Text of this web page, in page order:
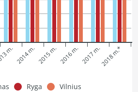
m.2014 m.2015 m.2016 m.2017 m.2018 m.*
Ryga Vilnius